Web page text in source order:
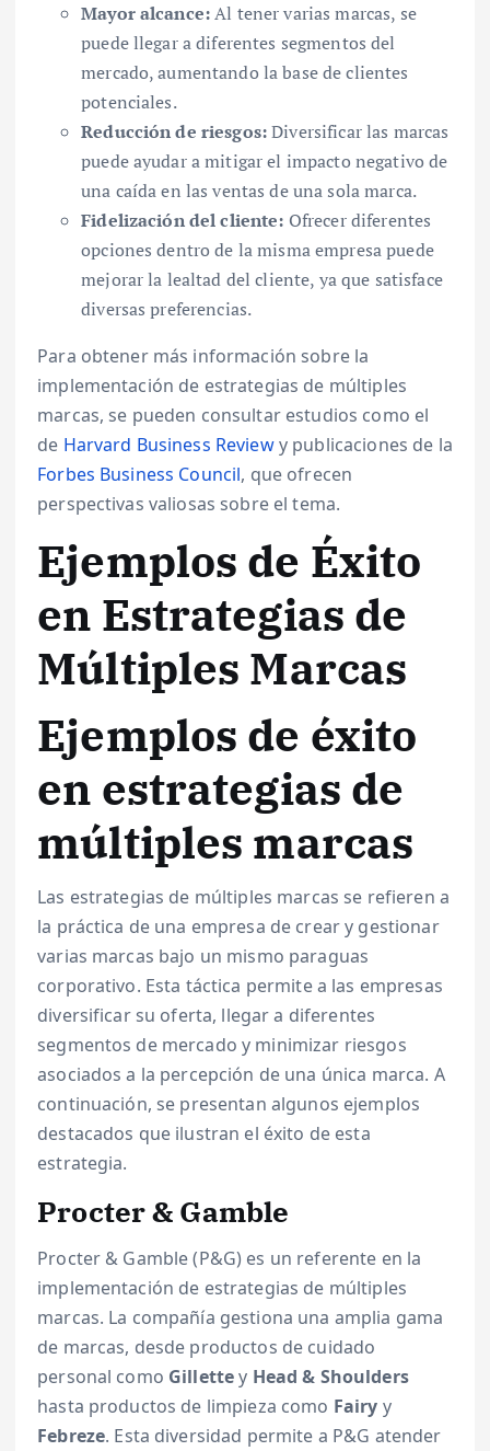
Mayor alcance:Al tener varias marcas, se
puede llegar a diferentes segmentos del
mercado, aumentando la base de clientes
potenciales.
Reducción de riesgos:Diversificar las marcas
puede ayudar a mitigar el impacto negativo de
una caída en las ventas de una sola marca.
Fidelización del cliente: Ofrecer diferentes
opciones dentro de la misma empresa puede
mejorar la lealtad del cliente, ya que satisface
diversas preferencias.
Para obtener más información sobre la
implementación de estrategias de múltiples
marcas, se pueden consultar estudios como el
de Harvard Business Reviewy publicaciones de la
Forbes Business Council, que ofrecen
perspectivas valiosas sobre el tema.
Ejemplos de Éxito
en Estrategias de
Múltiples Marcas
Ejemplos de éxito
en estrategias de
múltiples marcas
Las estrategias de múltiples marcas se refieren a
la práctica de una empresa de crear y gestionar
varias marcas bajo un mismo paraguas
corporativo. Esta táctica permite a las empresas
diversificar su oferta, llegar a diferentes
segmentos de mercado y minimizar riesgos
asociados a la percepción de una única marca. A
continuación, se presentan algunos ejemplos
destacados que ilustran el éxito de esta
estrategia.
Procter & Gamble
Procter & Gamble (P&G) es un referente en la
implementación de estrategias de múltiples
marcas. La compañía gestiona una amplia gama
de marcas, desde productos de cuidado
personal como Gillettey Head & Shoulders
hasta productos de limpieza como Fairy y
Febreze. Esta diversidad permite a P&G atender